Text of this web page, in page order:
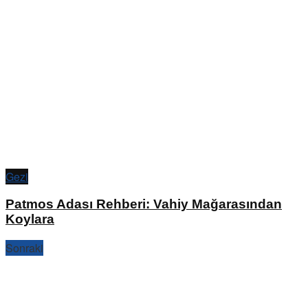
Gezi
Patmos Adası Rehberi: Vahiy Mağarasından
Koylara
Sonraki